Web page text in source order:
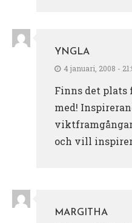
YNGLA
4 januari, 2008 -
Finns det plats
med!
och vill
MARGITHA